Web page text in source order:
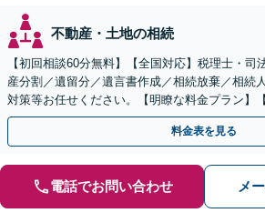
不動産・土地の相続
【初回相談60分無料】【全国対応】税理士・司
産分割／遺留分／遺言書作成／相続放棄／相続
対策等お任せください。【明瞭な料金プラン】
話相談可】
料金表を見る
電話でお問い合わせ メ